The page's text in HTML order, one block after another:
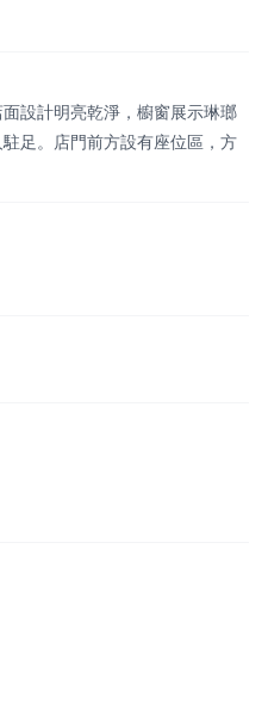
設計明亮乾淨，櫥窗展示琳瑯
足。店門前方設有座位區，方